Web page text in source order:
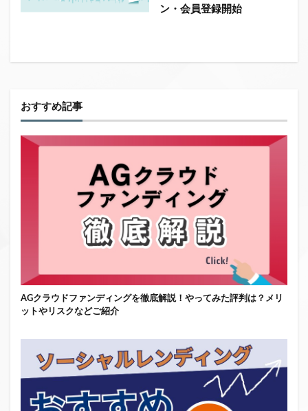
ン・会員登録開始
おすすめ記事
AGクラウドファンディングを徹底解説！やってみた評判は？メリ
ットやリスクなどご紹介